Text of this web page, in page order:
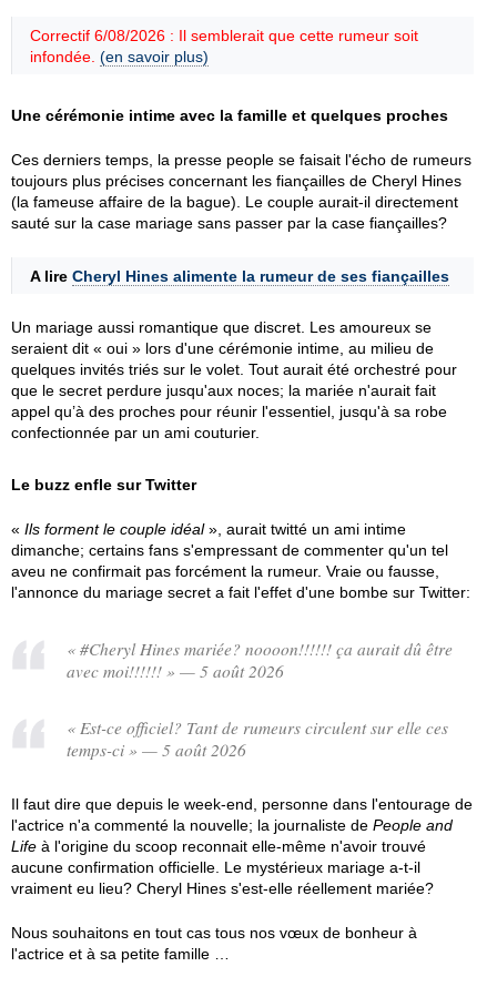
Correctif 6/08/2026 : Il semblerait que cette rumeur soit
infondée. (en savoir plus)
Une cérémonie intime avec la famille et quelques proches
Ces derniers temps, la presse people se faisait l'écho de rumeurs
toujours plus précises concernant les fiançailles de Cheryl Hines
(la fameuse affaire de la bague). Le couple aurait-il directement
sauté sur la case mariage sans passer par la case fiançailles?
A lire Cheryl Hines alimente la rumeur de ses fiançailles
Un mariage aussi romantique que discret. Les amoureux se
seraient dit « oui » lors d'une cérémonie intime, au milieu de
quelques invités triés sur le volet. Tout aurait été orchestré pour
que le secret perdure jusqu'aux noces; la mariée n'aurait fait
appel qu’à des proches pour réunir l'essentiel, jusqu'à sa robe
confectionnée par un ami couturier.
Le buzz enfle sur Twitter
« Ils forment le couple idéal», aurait twitté un ami intime
dimanche; certains fans s'empressant de commenter qu'un tel
aveu ne confirmait pas forcément la rumeur. Vraie ou fausse,
l'annonce du mariage secret a fait l'effet d'une bombe sur Twitter:
« #Cheryl Hines mariée? noooon!!!!!! ça aurait dû être
avec moi!!!!!! » — 5 août 2026
« Est-ce officiel? Tant de rumeurs circulent sur elle ces
temps-ci » — 5 août 2026
Il faut dire que depuis le week-end, personne dans l'entourage de
l'actrice n'a commenté la nouvelle; la journaliste de People and
Life à l'origine du scoop reconnait elle-même n'avoir trouvé
aucune confirmation officielle. Le mystérieux mariage a-t-il
vraiment eu lieu? Cheryl Hines s'est-elle réellement mariée?
Nous souhaitons en tout cas tous nos vœux de bonheur à
l'actrice et à sa petite famille …